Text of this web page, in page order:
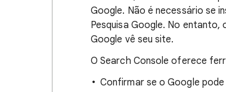
Google. Não é necessário se
Pesquisa Google. No entanto,
Google vê seu site.
O Search Console oferece
Confirmar se o Google